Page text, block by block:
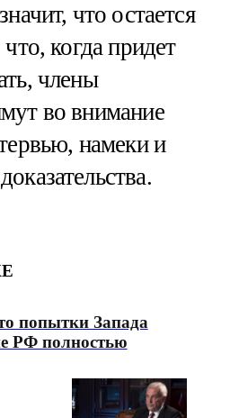
что остается
когда придет
члены
во внимание
намеки и
попытки Запада
РФ полностью